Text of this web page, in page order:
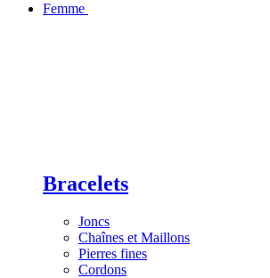
Femme
Bracelets
Joncs
Chaînes et Maillons
Pierres fines
Cordons